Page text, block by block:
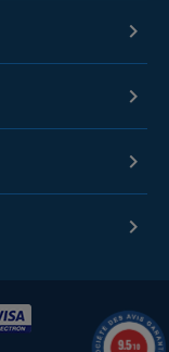




9.5/10